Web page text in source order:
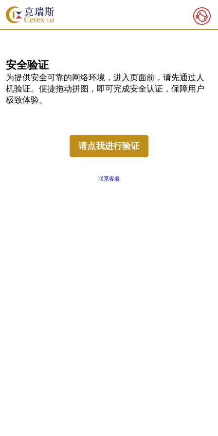
安全验证
为提供安全可靠的网络环境，进入页面前，请先通过人
机验证。便捷拖动拼图，即可完成安全认证，保障用户
极致体验。
请点我进行验证
联系客服